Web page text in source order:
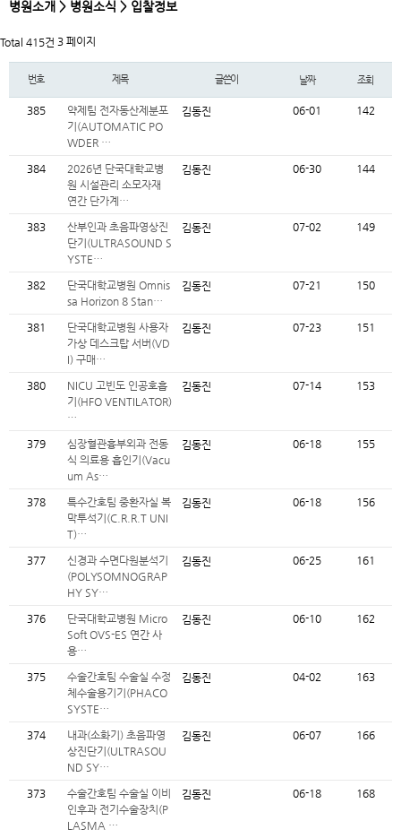
병원소개 > 병원소식 > 입찰정보
Total 415건 3 페이지
번호 제목 글쓴이 날짜 조회
385
약제팀 전자동산제분포
기(AUTOMATIC PO
WDER …
김동진 06-01 142
384
2026년 단국대학교병
원 시설관리 소모자재
연간 단가계…
김동진 06-30 144
383
산부인과 초음파영상진
단기(ULTRASOUND S
YSTE…
김동진 07-02 149
382
단국대학교병원 Omnis
sa Horizon 8 Stan…
김동진 07-21 150
381
단국대학교병원 사용자
가상 데스크탑 서버(VD
I) 구매…
김동진 07-23 151
380
NICU 고빈도 인공호흡
기(HFO VENTILATOR)
…
김동진 07-14 153
379
심장혈관흉부외과 전동
식 의료용 흡인기(Vacu
um As…
김동진 06-18 155
378
특수간호팀 중환자실 복
막투석기(C.R.R.T UNI
T)…
김동진 06-18 156
377
신경과 수면다원분석기
(POLYSOMNOGRAP
HY SY…
김동진 06-25 161
376
단국대학교병원 Micro
Soft OVS-ES 연간 사
용…
김동진 06-10 162
375
수술간호팀 수술실 수정
체수술용기기(PHACO
SYSTE…
김동진 04-02 163
374
내과(소화기) 초음파영
상진단기(ULTRASOU
ND SY…
김동진 06-07 166
373
수술간호팀 수술실 이비
인후과 전기수술장치(P
LASMA …
김동진 06-18 168